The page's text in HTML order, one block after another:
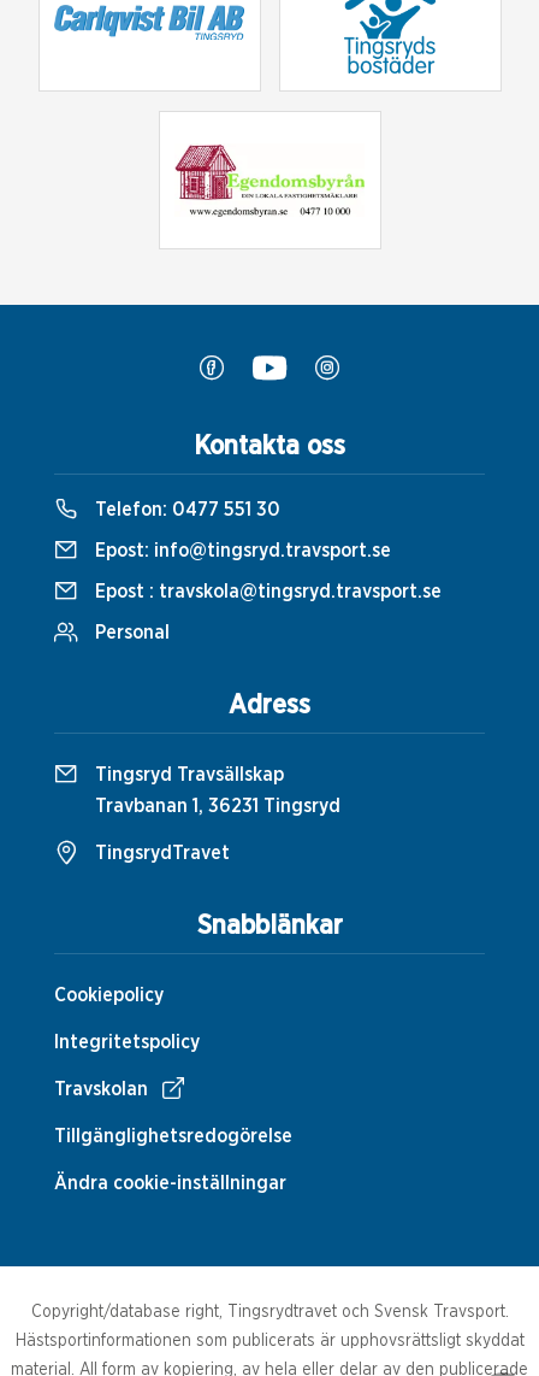
Snabblänkar
Cookiepolicy
Integritetspolicy
Travskolan
Tillgänglighetsredogörelse
Ändra cookie-inställningar
Kontakta oss
Telefon: 0477 551 30
Epost: info@tingsryd.travsport.se
Epost : travskola@tingsryd.travsport.se
Personal
Adress
Tingsryd Travsällskap
Travbanan 1, 36231 Tingsryd
TingsrydTravet
Copyright/database right, Tingsrydtravet och Svensk Travsport.
Hästsportinformationen som publicerats är upphovsrättsligt skyddat
material. All form av kopiering, av hela eller delar av den publicerade